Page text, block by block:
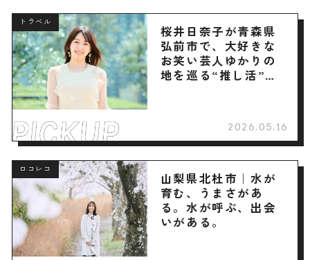
トラベル
桜井日奈子が青森県
弘前市で、大好きな
お笑い芸人ゆかりの
地を巡る“推し活”旅
2026.05.16
ロコレコ
山梨県北杜市｜水が
育む、うまさがあ
る。水が呼ぶ、出会
いがある。